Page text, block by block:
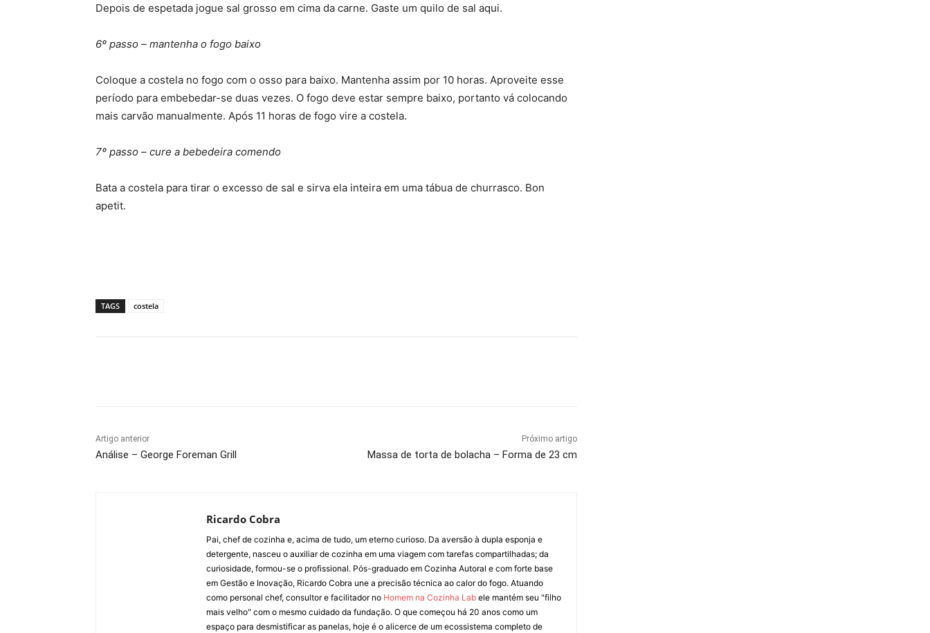
Depois de espetada jogue sal grosso em cima da carne. Gaste um quilo de sal aqui.
6º passo – mantenha o fogo baixo
Coloque a costela no fogo com o osso para baixo. Mantenha assim por 10 horas. Aproveite esse
período para embebedar-se duas vezes. O fogo deve estar sempre baixo, portanto vá colocando
mais carvão manualmente. Após 11 horas de fogo vire a costela.
7º passo – cure a bebedeira comendo
Bata a costela para tirar o excesso de sal e sirva ela inteira em uma tábua de churrasco. Bon
apetit.
TAGS costela
Artigo anterior
Análise – George Foreman Grill
Próximo artigo
Massa de torta de bolacha – Forma de 23 cm
Ricardo Cobra
Pai, chef de cozinha e, acima de tudo, um eterno curioso. Da aversão à dupla esponja e
detergente, nasceu o auxiliar de cozinha em uma viagem com tarefas compartilhadas; da
curiosidade, formou-se o profissional. Pós-graduado em Cozinha Autoral e com forte base
em Gestão e Inovação, Ricardo Cobra une a precisão técnica ao calor do fogo. Atuando
como personal chef, consultor e facilitador no Homem na Cozinha Lab ele mantém seu "filho
mais velho" com o mesmo cuidado da fundação. O que começou há 20 anos como um
espaço para desmistificar as panelas, hoje é o alicerce de um ecossistema completo de